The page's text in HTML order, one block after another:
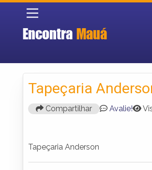
Encontra Mauá
Tapeçaria
Compartilhar Avalie!
Tapeçaria Anderson